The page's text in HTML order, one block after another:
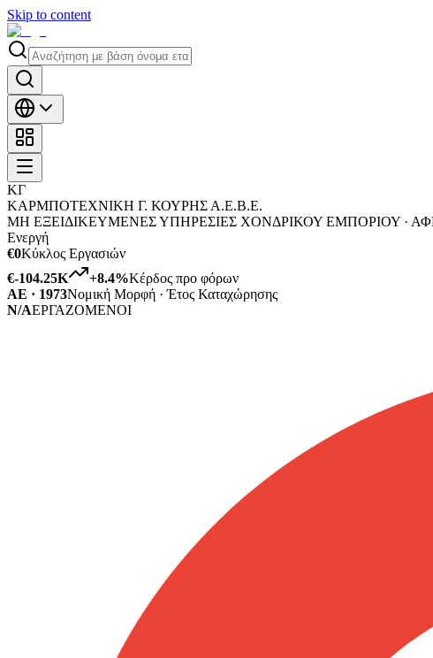
Skip to content
ΚΓ
ΚΑΡΜΠΟΤΕΧΝΙΚΗ Γ. ΚΟΥΡΗΣ Α.Ε.Β.Ε.
ΜΗ ΕΞΕΙΔΙΚΕΥΜΕΝΕΣ ΥΠΗΡΕΣΙΕΣ ΧΟΝΔΡΙΚΟΥ ΕΜΠΟΡΙΟΥ ·
Ενεργή
€0Κύκλος Εργασιών
€-104.25K
+8.4%Κέρδος προ φόρων
ΑΕ · 1973Νομική Μορφή · Έτος Καταχώρησης
N/AΕΡΓΑΖΟΜΕΝΟΙ